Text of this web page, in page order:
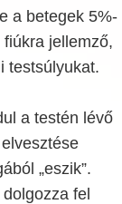
a betegek 5%-
jellemző,
testsúlyukat.
a testén lévő
„eszik”.
fel